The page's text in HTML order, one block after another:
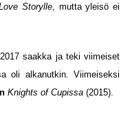
Storylle, mutta yleisö ei
saakka ja teki viimeiset
oli alkanutkin. Viimeiseksi
Knights of Cupissa (2015).